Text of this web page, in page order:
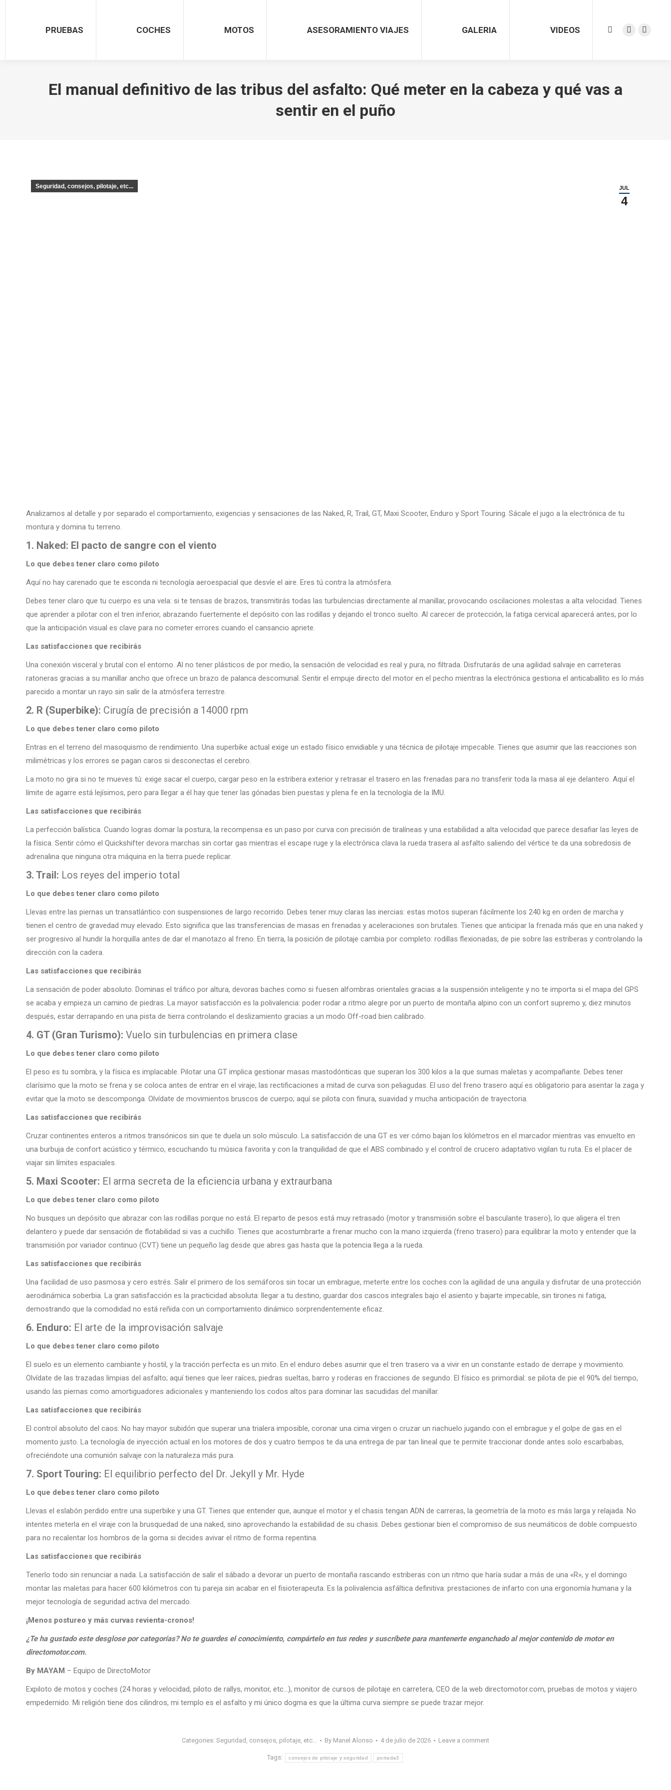
PRUEBAS COCHES MOTOS ASESORAMIENTO VIAJES GALERIA VIDEOS Search:Facebook
Twitter
El manual definitivo de las tribus del asfalto: Qué meter en la cabeza y qué vas a
sentir en el puño
JUL
4
Seguridad, consejos, pilotaje, etc...
Analizamos al detalle y por separado el comportamiento, exigencias y sensaciones de las Naked, R, Trail, GT, Maxi Scooter, Enduro y Sport Touring. Sácale el jugo a la electrónica de tu
montura y domina tu terreno.
1. Naked: El pacto de sangre con el viento
Lo que debes tener claro como piloto
Aquí no hay carenado que te esconda ni tecnología aeroespacial que desvíe el aire. Eres tú contra la atmósfera.
Debes tener claro que tu cuerpo es una vela: si te tensas de brazos, transmitirás todas las turbulencias directamente al manillar, provocando oscilaciones molestas a alta velocidad. Tienes
que aprender a pilotar con el tren inferior, abrazando fuertemente el depósito con las rodillas y dejando el tronco suelto. Al carecer de protección, la fatiga cervical aparecerá antes, por lo
que la anticipación visual es clave para no cometer errores cuando el cansancio apriete.
Las satisfacciones que recibirás
Una conexión visceral y brutal con el entorno. Al no tener plásticos de por medio, la sensación de velocidad es real y pura, no filtrada. Disfrutarás de una agilidad salvaje en carreteras
ratoneras gracias a su manillar ancho que ofrece un brazo de palanca descomunal. Sentir el empuje directo del motor en el pecho mientras la electrónica gestiona el anticaballito es lo más
parecido a montar un rayo sin salir de la atmósfera terrestre.
2. R (Superbike): Cirugía de precisión a 14000 rpm
Lo que debes tener claro como piloto
Entras en el terreno del masoquismo de rendimiento. Una superbike actual exige un estado físico envidiable y una técnica de pilotaje impecable. Tienes que asumir que las reacciones son
milimétricas y los errores se pagan caros si desconectas el cerebro.
La moto no gira si no te mueves tú: exige sacar el cuerpo, cargar peso en la estribera exterior y retrasar el trasero en las frenadas para no transferir toda la masa al eje delantero. Aquí el
límite de agarre está lejísimos, pero para llegar a él hay que tener las gónadas bien puestas y plena fe en la tecnología de la IMU.
Las satisfacciones que recibirás
La perfección balística. Cuando logras domar la postura, la recompensa es un paso por curva con precisión de tiralíneas y una estabilidad a alta velocidad que parece desafiar las leyes de
la física. Sentir cómo el Quickshifter devora marchas sin cortar gas mientras el escape ruge y la electrónica clava la rueda trasera al asfalto saliendo del vértice te da una sobredosis de
adrenalina que ninguna otra máquina en la tierra puede replicar.
3. Trail: Los reyes del imperio total
Lo que debes tener claro como piloto
Llevas entre las piernas un transatlántico con suspensiones de largo recorrido. Debes tener muy claras las inercias: estas motos superan fácilmente los 240 kg en orden de marcha y
tienen el centro de gravedad muy elevado. Esto significa que las transferencias de masas en frenadas y aceleraciones son brutales. Tienes que anticipar la frenada más que en una naked y
ser progresivo al hundir la horquilla antes de dar el manotazo al freno. En tierra, la posición de pilotaje cambia por completo: rodillas flexionadas, de pie sobre las estriberas y controlando la
dirección con la cadera.
Las satisfacciones que recibirás
La sensación de poder absoluto. Dominas el tráfico por altura, devoras baches como si fuesen alfombras orientales gracias a la suspensión inteligente y no te importa si el mapa del GPS
se acaba y empieza un camino de piedras. La mayor satisfacción es la polivalencia: poder rodar a ritmo alegre por un puerto de montaña alpino con un confort supremo y, diez minutos
después, estar derrapando en una pista de tierra controlando el deslizamiento gracias a un modo Off-road bien calibrado.
4. GT (Gran Turismo): Vuelo sin turbulencias en primera clase
Lo que debes tener claro como piloto
El peso es tu sombra, y la física es implacable. Pilotar una GT implica gestionar masas mastodónticas que superan los 300 kilos a la que sumas maletas y acompañante. Debes tener
clarísimo que la moto se frena y se coloca antes de entrar en el viraje; las rectificaciones a mitad de curva son peliagudas. El uso del freno trasero aquí es obligatorio para asentar la zaga y
evitar que la moto se descomponga. Olvídate de movimientos bruscos de cuerpo; aquí se pilota con finura, suavidad y mucha anticipación de trayectoria.
Las satisfacciones que recibirás
Cruzar continentes enteros a ritmos transónicos sin que te duela un solo músculo. La satisfacción de una GT es ver cómo bajan los kilómetros en el marcador mientras vas envuelto en
una burbuja de confort acústico y térmico, escuchando tu música favorita y con la tranquilidad de que el ABS combinado y el control de crucero adaptativo vigilan tu ruta. Es el placer de
viajar sin límites espaciales.
5. Maxi Scooter: El arma secreta de la eficiencia urbana y extraurbana
Lo que debes tener claro como piloto
No busques un depósito que abrazar con las rodillas porque no está. El reparto de pesos está muy retrasado (motor y transmisión sobre el basculante trasero), lo que aligera el tren
delantero y puede dar sensación de flotabilidad si vas a cuchillo. Tienes que acostumbrarte a frenar mucho con la mano izquierda (freno trasero) para equilibrar la moto y entender que la
transmisión por variador continuo (CVT) tiene un pequeño lag desde que abres gas hasta que la potencia llega a la rueda.
Las satisfacciones que recibirás
Una facilidad de uso pasmosa y cero estrés. Salir el primero de los semáforos sin tocar un embrague, meterte entre los coches con la agilidad de una anguila y disfrutar de una protección
aerodinámica soberbia. La gran satisfacción es la practicidad absoluta: llegar a tu destino, guardar dos cascos integrales bajo el asiento y bajarte impecable, sin tirones ni fatiga,
demostrando que la comodidad no está reñida con un comportamiento dinámico sorprendentemente eficaz.
6. Enduro: El arte de la improvisación salvaje
Lo que debes tener claro como piloto
El suelo es un elemento cambiante y hostil, y la tracción perfecta es un mito. En el enduro debes asumir que el tren trasero va a vivir en un constante estado de derrape y movimiento.
Olvídate de las trazadas limpias del asfalto; aquí tienes que leer raíces, piedras sueltas, barro y roderas en fracciones de segundo. El físico es primordial: se pilota de pie el 90% del tiempo,
usando las piernas como amortiguadores adicionales y manteniendo los codos altos para dominar las sacudidas del manillar.
Las satisfacciones que recibirás
El control absoluto del caos. No hay mayor subidón que superar una trialera imposible, coronar una cima virgen o cruzar un riachuelo jugando con el embrague y el golpe de gas en el
momento justo. La tecnología de inyección actual en los motores de dos y cuatro tiempos te da una entrega de par tan lineal que te permite traccionar donde antes solo escarbabas,
ofreciéndote una comunión salvaje con la naturaleza más pura.
7. Sport Touring: El equilibrio perfecto del Dr. Jekyll y Mr. Hyde
Lo que debes tener claro como piloto
Llevas el eslabón perdido entre una superbike y una GT. Tienes que entender que, aunque el motor y el chasis tengan ADN de carreras, la geometría de la moto es más larga y relajada. No
intentes meterla en el viraje con la brusquedad de una naked, sino aprovechando la estabilidad de su chasis. Debes gestionar bien el compromiso de sus neumáticos de doble compuesto
para no recalentar los hombros de la goma si decides avivar el ritmo de forma repentina.
Las satisfacciones que recibirás
Tenerlo todo sin renunciar a nada. La satisfacción de salir el sábado a devorar un puerto de montaña rascando estriberas con un ritmo que haría sudar a más de una «R», y el domingo
montar las maletas para hacer 600 kilómetros con tu pareja sin acabar en el fisioterapeuta. Es la polivalencia asfáltica definitiva: prestaciones de infarto con una ergonomía humana y la
mejor tecnología de seguridad activa del mercado.
¡Menos postureo y más curvas revienta-cronos!
¿Te ha gustado este desglose por categorías? No te guardes el conocimiento, compártelo en tus redes y suscríbete para mantenerte enganchado al mejor contenido de motor en
directomotor.com.
By MAYAM – Equipo de DirectoMotor
Expiloto de motos y coches (24 horas y velocidad, piloto de rallys, monitor, etc…), monitor de cursos de pilotaje en carretera, CEO de la web directomotor.com, pruebas de motos y viajero
empedernido. Mi religión tiene dos cilindros, mi templo es el asfalto y mi único dogma es que la última curva siempre se puede trazar mejor.
Categories: Seguridad, consejos, pilotaje, etc... By Manel Alonso 4 de julio de 2026 Leave a comment
Tags: consejos de pilotaje y seguridad portada3